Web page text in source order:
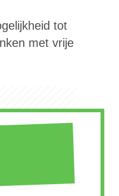
tot
met vrije